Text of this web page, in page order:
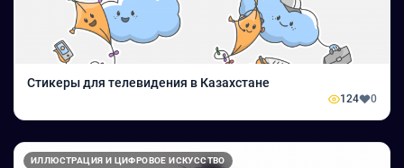
Стикеры для телевидения в Казахстане
124 0
ИЛЛЮСТРАЦИЯ И ЦИФРОВОЕ ИСКУССТВО